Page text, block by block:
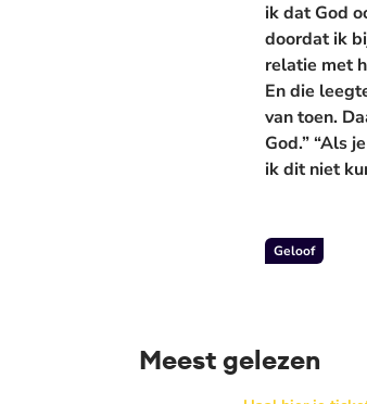
ik dat God
doordat ik
relatie met
En die
van toen.
God.” “Als
ik dit niet
Geloof
Meest gelezen